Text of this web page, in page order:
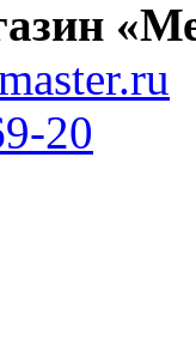
20